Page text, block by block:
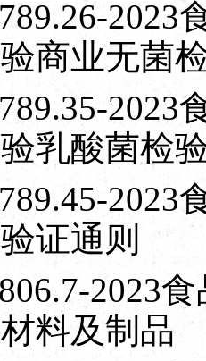
2023
商业无菌
2023
乳酸菌检
2023
证通则
2023
料及制品